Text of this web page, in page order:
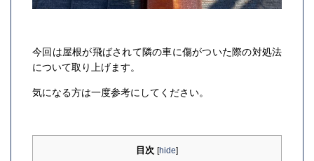
今回は屋根が飛ばされて隣の車に傷がついた際の対処法
について取り上げます。
気になる方は一度参考にしてください。
目次 [hide]